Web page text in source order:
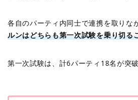
各自のパーティ内同士で連携を取りな
ルンはどちらも第一次試験を乗り切る
第一次試験は、計6パーティ18名が突